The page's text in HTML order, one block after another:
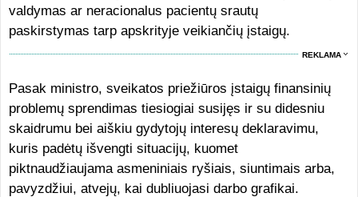
valdymas ar neracionalus pacientų srautų
paskirstymas tarp apskrityje veikiančių įstaigų.
REKLAMA
Pasak ministro, sveikatos priežiūros įstaigų finansinių
problemų sprendimas tiesiogiai susijęs ir su didesniu
skaidrumu bei aiškiu gydytojų interesų deklaravimu,
kuris padėtų išvengti situacijų, kuomet
piktnaudžiaujama asmeniniais ryšiais, siuntimais arba,
pavyzdžiui, atvejų, kai dubliuojasi darbo grafikai.